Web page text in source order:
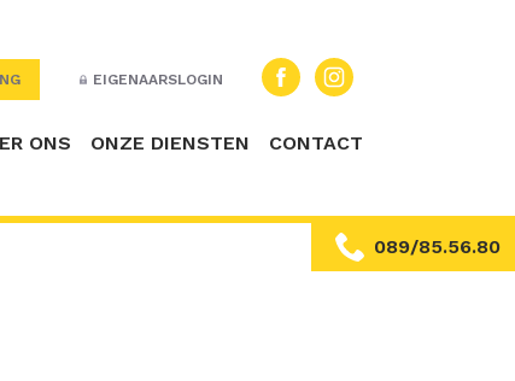
EIGENAARSLOGIN
ONS ONZE DIENSTEN CONTACT
089/85.56.80